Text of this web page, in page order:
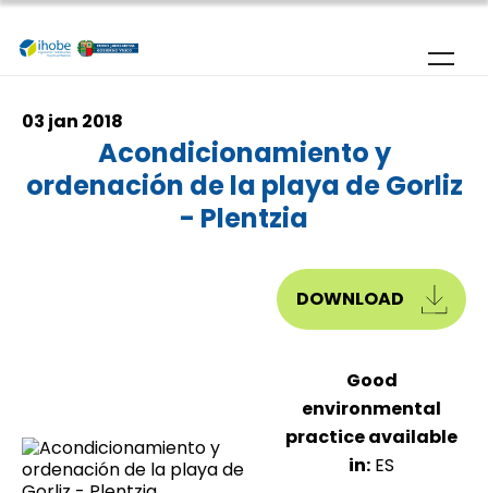
Skip to main content
03 jan 2018
Acondicionamiento y
ordenación de la playa de Gorliz
- Plentzia
DOWNLOAD
Good
environmental
practice available
in: ES